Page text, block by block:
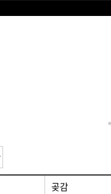
특별기획전
곶감